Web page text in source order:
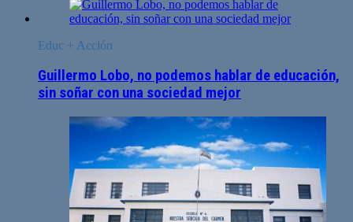
Educ + Acción
Guillermo Lobo, no podemos hablar de educación,
sin soñar con una sociedad mejor